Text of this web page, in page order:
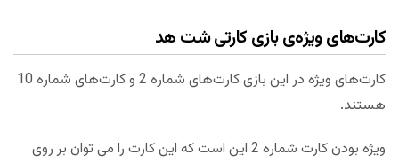
کارت‌های ویژه‌ی بازی کارتی شت هد
کارت‌های ویژه در این بازی کارت‌های شماره 2 و کارت‌های شماره 10
هستند.
ویژه بودن کارت شماره 2 این است که این کارت را می توان بر روی